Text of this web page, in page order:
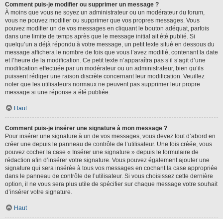
Comment puis-je modifier ou supprimer un message ?
À moins que vous ne soyez un administrateur ou un modérateur du forum,
vous ne pouvez modifier ou supprimer que vos propres messages. Vous
pouvez modifier un de vos messages en cliquant le bouton adéquat, parfois
dans une limite de temps après que le message initial ait été publié. Si
quelqu’un a déjà répondu à votre message, un petit texte situé en dessous du
message affichera le nombre de fois que vous l’avez modifié, contenant la date
et l’heure de la modification. Ce petit texte n’apparaîtra pas s’il s’agit d’une
modification effectuée par un modérateur ou un administrateur, bien qu’ils
puissent rédiger une raison discrète concernant leur modification. Veuillez
noter que les utilisateurs normaux ne peuvent pas supprimer leur propre
message si une réponse a été publiée.
Haut
Comment puis-je insérer une signature à mon message ?
Pour insérer une signature à un de vos messages, vous devez tout d’abord en
créer une depuis le panneau de contrôle de l’utilisateur. Une fois créée, vous
pouvez cocher la case « Insérer une signature » depuis le formulaire de
rédaction afin d’insérer votre signature. Vous pouvez également ajouter une
signature qui sera insérée à tous vos messages en cochant la case appropriée
dans le panneau de contrôle de l’utilisateur. Si vous choisissez cette dernière
option, il ne vous sera plus utile de spécifier sur chaque message votre souhait
d’insérer votre signature.
Haut